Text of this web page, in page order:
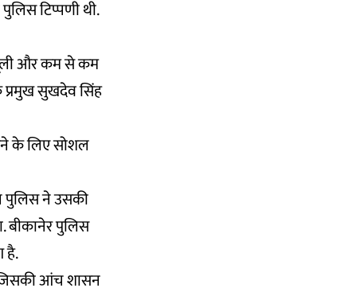
टिप्पणी थी.
और कम से कम
प्रमुख सुखदेव सिंह
के लिए सोशल
पुलिस ने उसकी
बीकानेर पुलिस
है.
आंच शासन